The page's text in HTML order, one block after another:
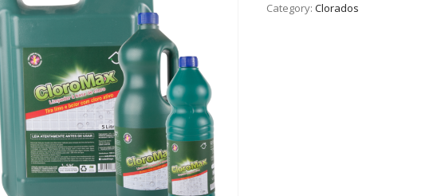
Category: Clorados